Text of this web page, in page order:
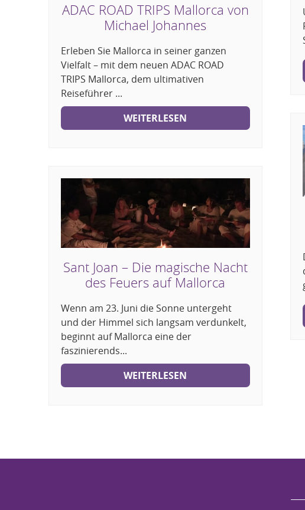
ADAC ROAD TRIPS Mallorca von
Michael Johannes
Erleben Sie Mallorca in seiner ganzen
Vielfalt – mit dem neuen ADAC ROAD
TRIPS Mallorca, dem ultimativen
Reiseführer ...
WEITERLESEN
Sant Joan – Die magische Nacht
des Feuers auf Mallorca
Wenn am 23. Juni die Sonne untergeht
und der Himmel sich langsam verdunkelt,
beginnt auf Mallorca eine der
faszinierends...
WEITERLESEN